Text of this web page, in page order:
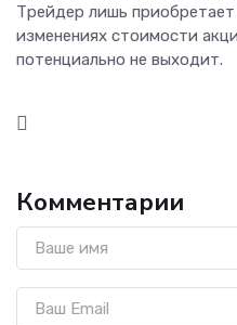
Трейдер лишь
изменениях стоимости
потенциально не выходит.
Комментарии